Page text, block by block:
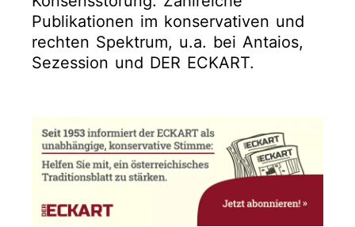
Publikationen im konservativen und
rechten Spektrum, u.a. bei Antaios,
Sezession und DER ECKART.